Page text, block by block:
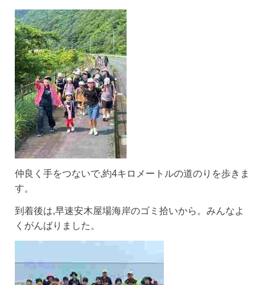
仲良く手をつないで,約4キロメートルの道のりを歩きま
す。
到着後は,早速安木屋場海岸のゴミ拾いから。みんなよ
くがんばりました。